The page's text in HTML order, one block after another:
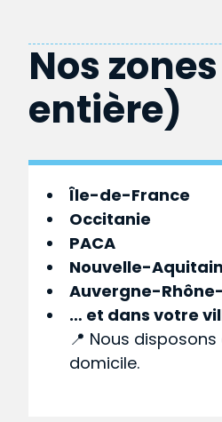
Nos
entière)
Île-de-France
Occitanie
PACA
Nouvelle-
Auvergne-
… et dans votre
📍 Nous
domicile.